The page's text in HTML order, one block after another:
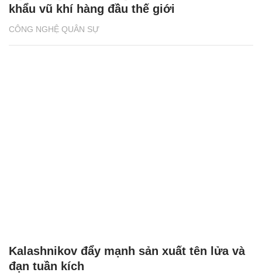
CÔNG NGHỆ QUÂN SỰ
khẩu vũ khí hàng đầu thế giới
Kalashnikov đẩy mạnh sản xuất tên lửa và
đạn tuần kích